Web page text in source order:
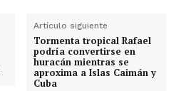
Artículo siguiente
Tormenta tropical Rafael
podría convertirse en
huracán mientras se
aproxima a Islas Caimán y
Cuba